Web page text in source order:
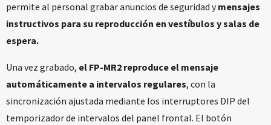
permite al personal grabar anuncios de seguridad ymensajes
instructivos para su reproducción en vestíbulos y salas de
espera.
Una vez grabado, el FP-MR2 reproduce el mensaje
automáticamente a intervalos regulares, con la
sincronización ajustada mediante los interruptores DIP del
temporizador de intervalos del panel frontal. El botón